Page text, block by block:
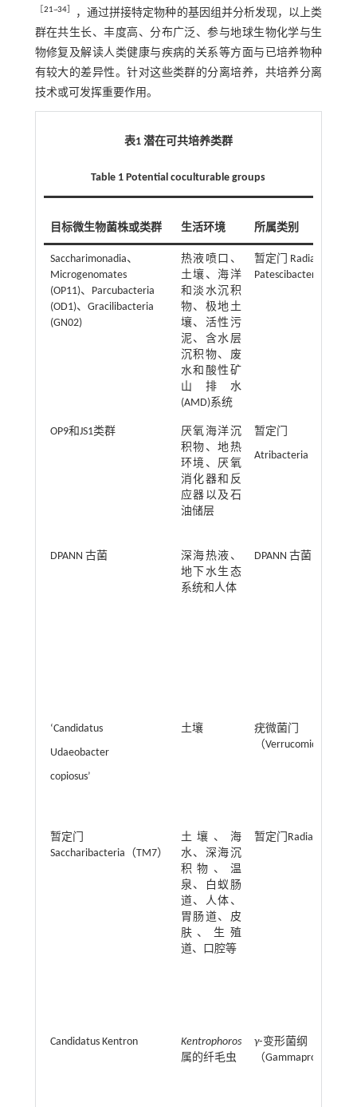
21~34］
，通过拼接特定物种的基因组并分析发现，以上类
群在共生长、丰度高、分布广泛、参与地球生物化学与生
物修复及解读人类健康与疾病的关系等方面与已培养物种
有较大的差异性。针对这些类群的分离培养，共培养分离
技术或可发挥重要作用。
表1 潜在可共培养类群
Table 1 Potential coculturable groups
目标微生物菌株或类群 生活环境 所属类别
Saccharimonadia、
Microgenomates
(OP11)、Parcubacteria
(OD1)、Gracilibacteria
(GN02)
热液喷口、
土壤、海洋
和淡水沉积
物、极地土
壤、活性污
泥、含水层
沉积物、废
水和酸性矿
山排水
(AMD)系统
暂定门 Radiation
Patescibacteria
OP9和JS1类群
厌氧海洋沉
积物、地热
环境、厌氧
消化器和反
应器以及石
油储层
暂定门
Atribacteria
DPANN 古菌
深海热液、
地下水生态
系统和人体
DPANN 古菌
‘Candidatus
Udaeobacter
copiosus’
土壤
疣微菌门
（Verrucomicrobia）
暂定门
Saccharibacteria（TM7）
土壤、海
水、深海沉
积物、温
泉、白蚁肠
道、人体、
胃肠道、皮
肤、生殖
道、口腔等
暂定门Radiation（
Candidatus Kentron
Kentrophoros
属的纤毛虫
γ⁃变形菌纲
（